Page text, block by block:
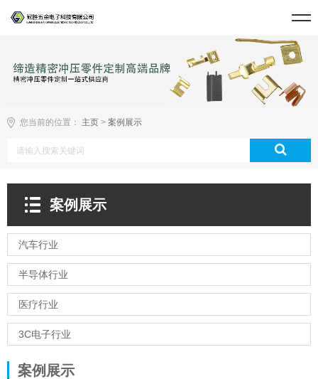
您当前的位置： 主页 > 案例展示
案例展示
汽车行业
半导体行业
医疗行业
3C电子行业
案例展示